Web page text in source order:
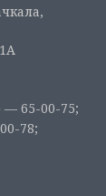
— 65-00-75;
78;